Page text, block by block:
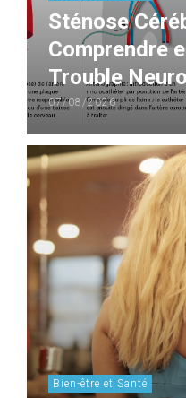
Sténose
Comprendre
Trouble
07/08/2026
Bien-être et Santé